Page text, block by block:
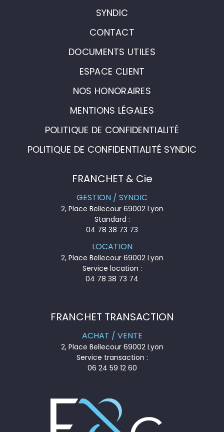
SYNDIC
CONTACT
DOCUMENTS UTILES
ESPACE CLIENT
NOS HONORAIRES
MENTIONS LÉGALES
POLITIQUE DE CONFIDENTIALITÉ
POLITIQUE DE CONFIDENTIALITÉ SYNDIC
FRANCHET & Cie
GESTION / SYNDIC
2, Place Bellecour 69002 Lyon
Standard :
04 78 38 73 73
LOCATION
2, Place Bellecour 69002 Lyon
Service location :
04 78 38 73 74
FRANCHET TRANSACTION
ACHAT / VENTE
2, Place Bellecour 69002 Lyon
Service transaction :
06 24 59 12 60